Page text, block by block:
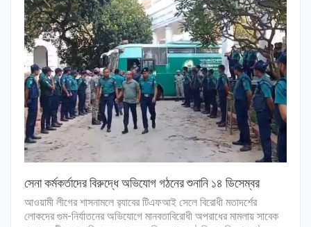
সেনা কর্মকর্তাদের বিরুদ্ধে অভিযোগ গঠনের শুনানি ১৪ ডিসেম্বর
আওয়ামী লীগের শাসনামলে র‌্যাবের টিএফআই সেলে বিরোধী মতাদর্শের
লোকদের গুম-নির্যাতনের অভিযোগে মানবতাবিরোধী অপরাধের মামলায় সাবেক